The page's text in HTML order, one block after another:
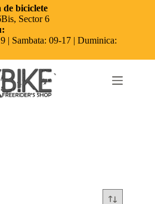
biciclete
Sector 6
| Sambata: 09-17 | Duminica: